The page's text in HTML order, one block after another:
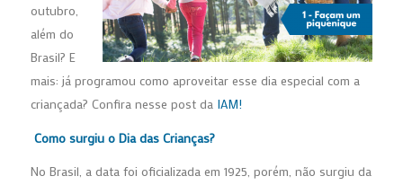
outubro,
além do
Brasil? E
mais: já programou como aproveitar esse dia especial com a
criançada? Confira nesse post da IAM!
Como surgiu o Dia das Crianças?
No Brasil, a data foi oficializada em 1925, porém, não surgiu da